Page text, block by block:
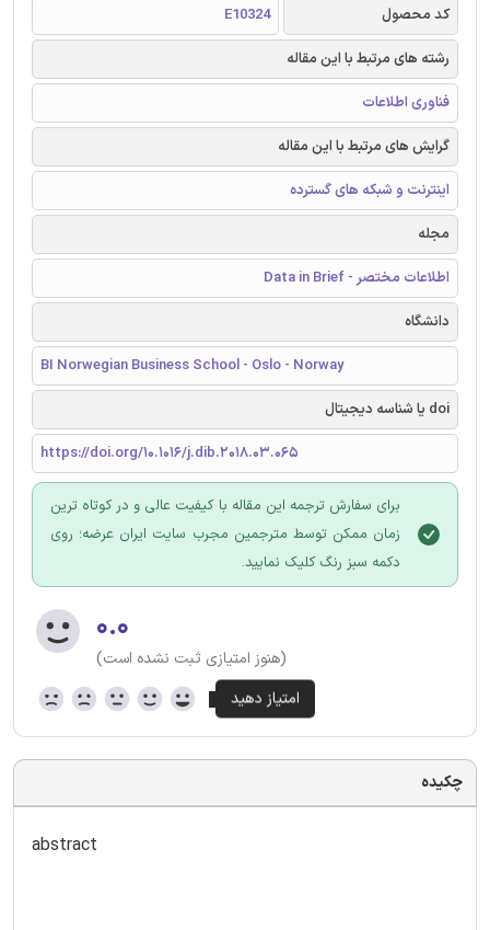
کد محصول
E10324
رشته های مرتبط با این مقاله
فناوری اطلاعات
گرایش های مرتبط با این مقاله
اینترنت و شبکه های گسترده
مجله
اطلاعات مختصر - Data in Brief
دانشگاه
BI Norwegian Business School - Oslo - Norway
doi یا شناسه دیجیتال
https://doi.org/10.1016/j.dib.2018.03.065
برای سفارش ترجمه این مقاله با کیفیت عالی و در کوتاه ترین
زمان ممکن توسط مترجمین مجرب سایت ایران عرضه؛ روی
دکمه سبز رنگ کلیک نمایید.
۰.۰
(هنوز امتیازی ثبت نشده است)
چکیده
abstract